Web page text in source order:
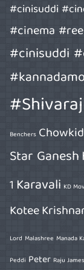
#cinisuddi
#cinema
#cinisuddi
Benchers
Star Ganesh
1 Karavali KD
Kotee
Lord Malashree Manada
Peddi Peter Raju